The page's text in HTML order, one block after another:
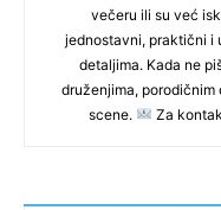
večeru ili su već
jednostavni, praktični i
detaljima. Kada ne
druženjima,
scene.
Za